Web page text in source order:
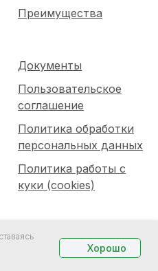
Преимущества
Документы
Пользовательское
соглашение
Политика обработки
персональных данных
Политика работы с
куки (cookies)
Хорошо